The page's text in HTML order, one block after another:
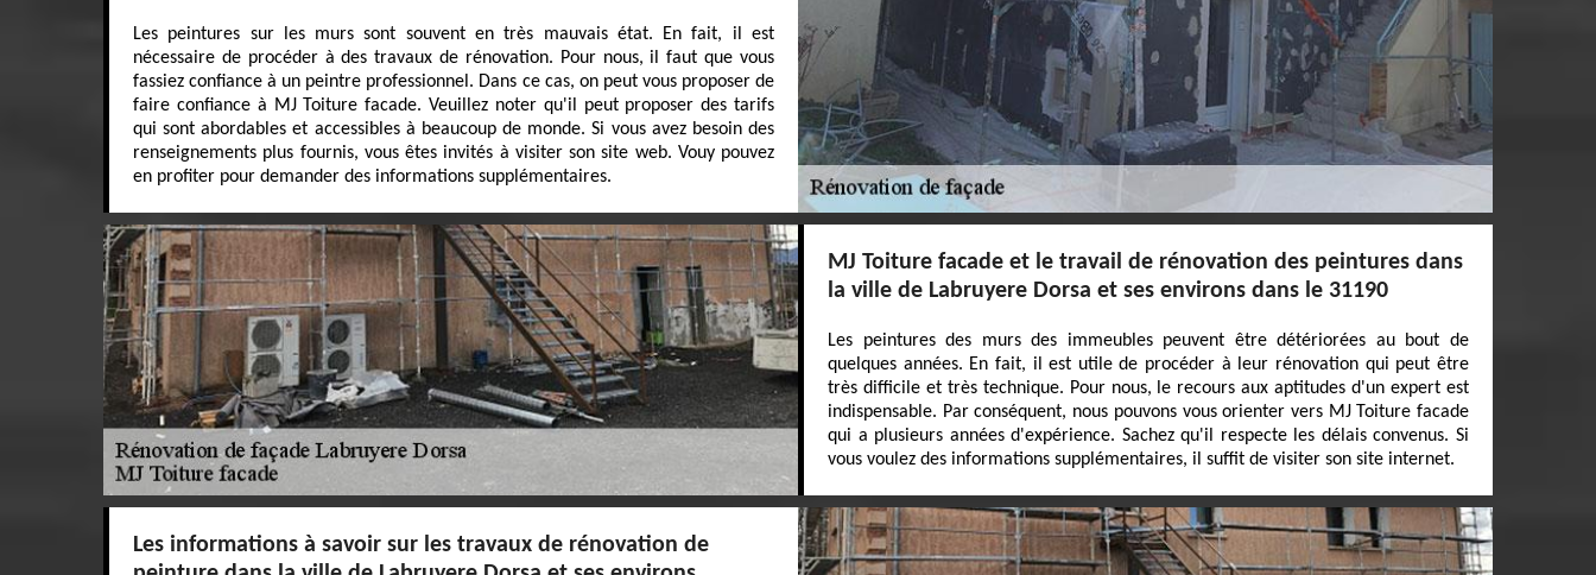
Les peintures sur les murs sont souvent en très mauvais état. En fait, il est
nécessaire de procéder à des travaux de rénovation. Pour nous, il faut que vous
fassiez confiance à un peintre professionnel. Dans ce cas, on peut vous proposer de
faire confiance à MJ Toiture facade. Veuillez noter qu'il peut proposer des tarifs
qui sont abordables et accessibles à beaucoup de monde. Si vous avez besoin des
renseignements plus fournis, vous êtes invités à visiter son site web. Vouy pouvez
en profiter pour demander des informations supplémentaires.
MJ Toiture facade et le travail de rénovation des peintures dans
la ville de Labruyere Dorsa et ses environs dans le 31190
Les peintures des murs des immeubles peuvent être détériorées au bout de
quelques années. En fait, il est utile de procéder à leur rénovation qui peut être
très difficile et très technique. Pour nous, le recours aux aptitudes d'un expert est
indispensable. Par conséquent, nous pouvons vous orienter vers MJ Toiture facade
qui a plusieurs années d'expérience. Sachez qu'il respecte les délais convenus. Si
vous voulez des informations supplémentaires, il suffit de visiter son site internet.
Les informations à savoir sur les travaux de rénovation de